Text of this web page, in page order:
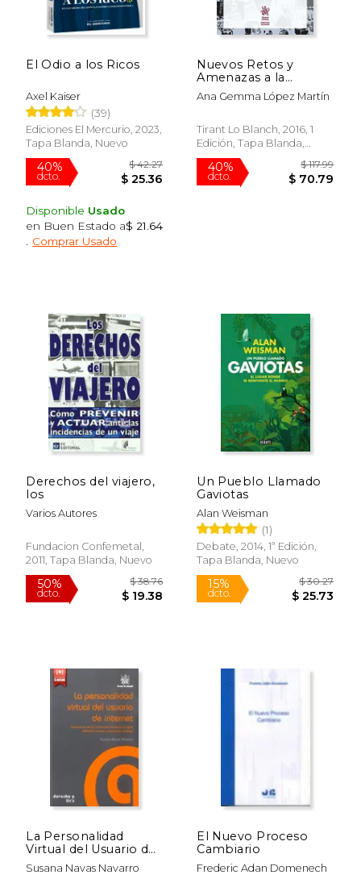
dcto. $ 36.75
50%
dcto. $
El Odio a los Ricos
Axel Kaiser
(39)
Ediciones El Mercurio, 2023,
Tapa Blanda, Nuevo
40%
dcto. $ 25.36
Disponible Usado
en Buen Estado a$ 21.64
Comprar Usado
Nuevos Retos y
Amenazas a la
Protección de los
Derechos Humanos
Globalización
Ana Gemma López Martín
Tirant Lo Blanch, 2016, 1
Edición, Tapa Blanda,
Nuevo
40%
dcto.
Derechos del viajero,
los
Varios Autores
Fundacion Confemetal,
2011, Tapa Blanda, Nuevo
Un Pueblo Llamado
Gaviotas
Alan Weisman
(1)
Debate, 2014, 1ª Edición,
Tapa Blanda, Nuevo
La Personalidad
Virtual del Usuario de
Internet (Derecho y
Tic's)
Susana Navas Navarro
El Nuevo Proceso
Cambiario
Frederic Adan Domenech